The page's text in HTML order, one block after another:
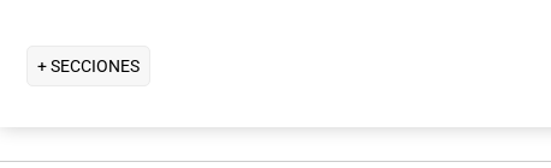
+ SECCIONES